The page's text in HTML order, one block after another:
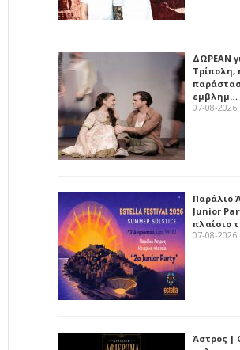
ΔΩΡΕΑΝ
Τρίπολη,
εμβλημ…
07-08-2026
Παράλιο
Junior
πλαίσιο
07-08-2026
Άστρος |